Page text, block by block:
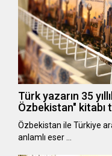
Türk yazarın 35
Özbekistan" kitabı
Özbekistan ile Türkiye
anlamlı eser …